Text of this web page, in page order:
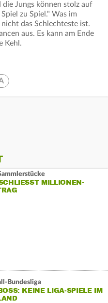
Jungs können stolz auf
zu Spiel." Was im
das Schlechteste ist.
aus. Es kann am Ende
Kehl.
MILLIONEN-V
Bundesliga
KEINE LIGA-SPIELE IM